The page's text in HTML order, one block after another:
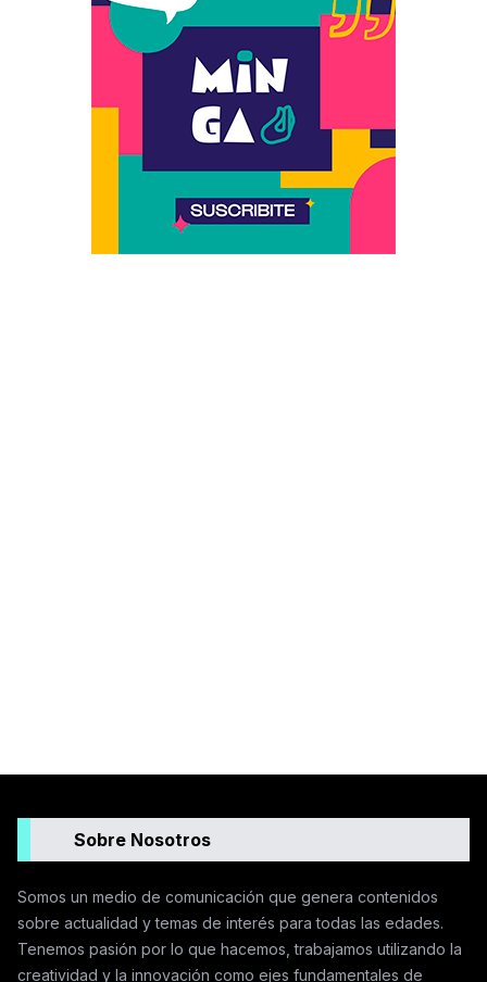
Sobre Nosotros
Somos un medio de comunicación que genera contenidos
sobre actualidad y temas de interés para todas las edades.
Tenemos pasión por lo que hacemos, trabajamos utilizando la
creatividad y la innovación como ejes fundamentales de